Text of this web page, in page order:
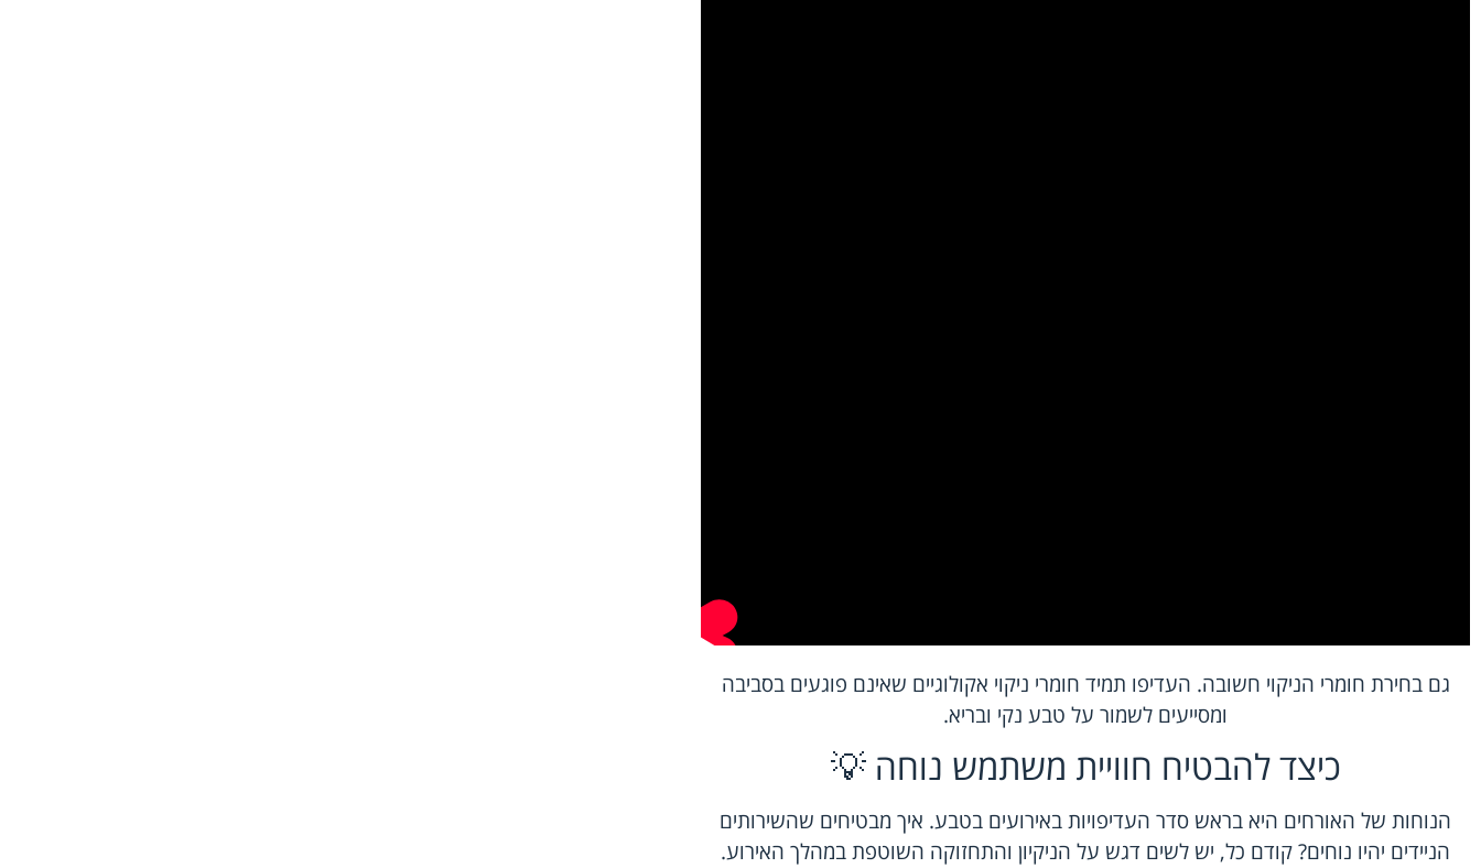
גם בחירת חומרי הניקוי חשובה. העדיפו תמיד חומרי ניקוי אקולוגיים שאינם פוגעים בסביבה
ומסייעים לשמור על טבע נקי ובריא.
כיצד להבטיח חוויית משתמש נוחה 💡
הנוחות של האורחים היא בראש סדר העדיפויות באירועים בטבע. איך מבטיחים שהשירותים
הניידים יהיו נוחים? קודם כל, יש לשים דגש על הניקיון והתחזוקה השוטפת במהלך האירוע.